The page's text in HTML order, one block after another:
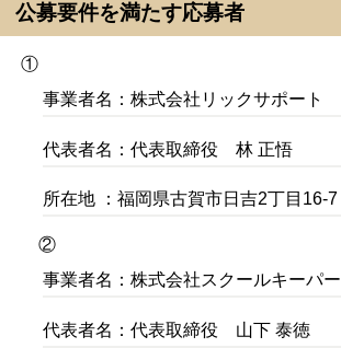
公募要件を満たす応募者
①
事業者名：株式会社リックサポート
代表者名：代表取締役 林 正悟
所在地 ：福岡県古賀市日吉2丁目16-7
②
事業者名：株式会社スクールキーパー
代表者名：代表取締役 山下 泰徳